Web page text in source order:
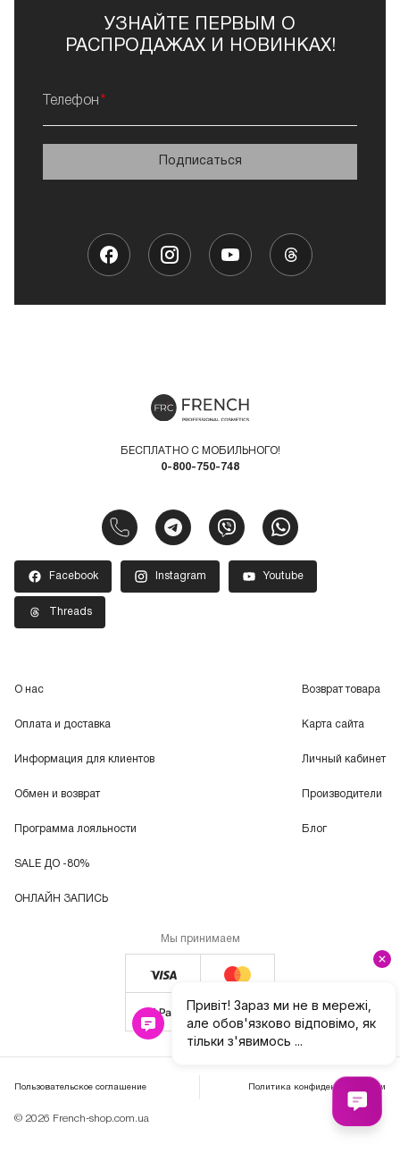
УЗНАЙТЕ ПЕРВЫМ О
РАСПРОДАЖАХ И НОВИНКАХ!
Телефон
Подписаться
БЕСПЛАТНО С МОБИЛЬНОГО!
0-800-750-748
Facebook Instagram Youtube
Threads
О нас
Оплата и доставка
Информация для клиентов
Обмен и возврат
Программа лояльности
SALE ДО -80%
ОНЛАЙН ЗАПИСЬ
Возврат товара
Карта сайта
Личный кабинет
Производители
Блог
Мы принимаем
© 2026 French-shop.com.ua
Пользовательское соглашение Политика конфиденциальности